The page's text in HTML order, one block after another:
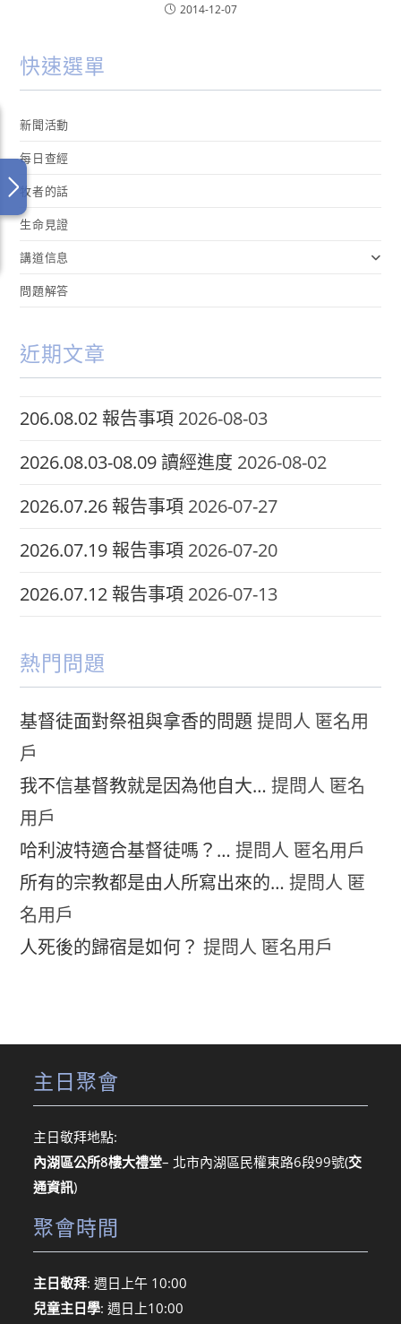
2014-12-07
快速選單
新聞活動
每日查經
牧者的話
生命見證
講道信息
問題解答
近期文章
206.08.02 報告事項 2026-08-03
2026.08.03-08.09 讀經進度 2026-08-02
2026.07.26 報告事項 2026-07-27
2026.07.19 報告事項 2026-07-20
2026.07.12 報告事項 2026-07-13
熱門問題
基督徒面對祭祖與拿香的問題 提問人 匿名用
戶
我不信基督教就是因為他自大… 提問人 匿名
用戶
哈利波特適合基督徒嗎？… 提問人 匿名用戶
所有的宗教都是由人所寫出來的… 提問人 匿
名用戶
人死後的歸宿是如何？ 提問人 匿名用戶
主日聚會
主日敬拜地點:
內湖區公所8樓大禮堂– 北市內湖區民權東路6段99號(交
通資訊)
聚會時間
主日敬拜: 週日上午 10:00
兒童主日學: 週日上10:00